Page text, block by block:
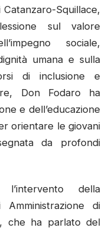
Squillace,
sul valore
sociale,
umana e sulla
di inclusione e
Don Fodaro ha
e dell’educazione
orientare le giovani
da profondi
l’intervento della
di
, che ha parlato del